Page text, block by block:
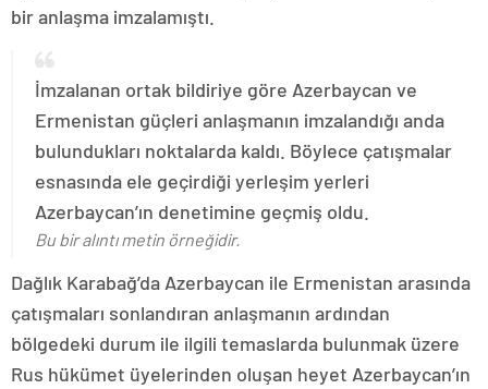
bir anlaşma imzalamıştı.
İmzalanan ortak bildiriye göre Azerbaycan ve
Ermenistan güçleri anlaşmanın imzalandığı anda
bulundukları noktalarda kaldı. Böylece çatışmalar
esnasında ele geçirdiği yerleşim yerleri
Azerbaycan’ın denetimine geçmiş oldu.
Bu bir alıntı metin örneğidir.
Dağlık Karabağ’da Azerbaycan ile Ermenistan arasında
çatışmaları sonlandıran anlaşmanın ardından
bölgedeki durum ile ilgili temaslarda bulunmak üzere
Rus hükümet üyelerinden oluşan heyet Azerbaycan’ın